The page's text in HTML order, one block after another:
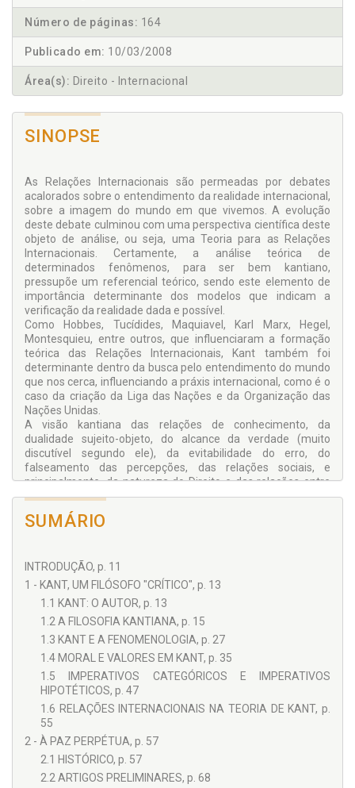
Número de páginas: 164
Publicado em: 10/03/2008
Área(s): Direito - Internacional
SINOPSE
As Relações Internacionais são permeadas por debates
acalorados sobre o entendimento da realidade internacional,
sobre a imagem do mundo em que vivemos. A evolução
deste debate culminou com uma perspectiva científica deste
objeto de análise, ou seja, uma Teoria para as Relações
Internacionais. Certamente, a análise teórica de
determinados fenômenos, para ser bem kantiano,
pressupõe um referencial teórico, sendo este elemento de
importância determinante dos modelos que indicam a
verificação da realidade dada e possível.
Como Hobbes, Tucídides, Maquiavel, Karl Marx, Hegel,
Montesquieu, entre outros, que influenciaram a formação
teórica das Relações Internacionais, Kant também foi
determinante dentro da busca pelo entendimento do mundo
que nos cerca, influenciando a práxis internacional, como é o
caso da criação da Liga das Nações e da Organização das
Nações Unidas.
A visão kantiana das relações de conhecimento, da
dualidade sujeito-objeto, do alcance da verdade (muito
discutível segundo ele), da evitabilidade do erro, do
falseamento das percepções, das relações sociais, e
principalmente, da natureza do Direito e das relações entre
os Estados, são vetores que engendram uma visão de
mundo muito específica, essencial para o entendimento de
alguns fenômenos, como a Paz, o Direito Internacional e as
conceitos fundamentais, e sem a pretensão de esgotar o
tema, apresentar um exemplo da influência de um autor
fundamental para a construção de uma visão idealista da
realidade internacional, e este autor chama-se Immanuel
Kant.
SUMÁRIO
INTRODUÇÃO, p. 11
1 - KANT, UM FILÓSOFO "CRÍTICO", p. 13
1.1 KANT: O AUTOR, p. 13
1.2 A FILOSOFIA KANTIANA, p. 15
1.3 KANT E A FENOMENOLOGIA, p. 27
1.4 MORAL E VALORES EM KANT, p. 35
1.5 IMPERATIVOS CATEGÓRICOS E IMPERATIVOS
HIPOTÉTICOS, p. 47
1.6 RELAÇÕES INTERNACIONAIS NA TEORIA DE KANT, p.
55
2 - À PAZ PERPÉTUA, p. 57
2.1 HISTÓRICO, p. 57
2.2 ARTIGOS PRELIMINARES, p. 68